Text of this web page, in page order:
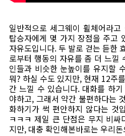
일반적으로 세그웨이 휠체어라
탑승자에게 몇 가지 장점을 주고
자유도입니다. 두 발로 걷는 듣한
로부터 행동의 자유를 좀 더 느낄
인들과 비슷한 눈높이를 유지할
뭐? 하실 수도 있지만, 현재 12주
간 느낄 수 있습니다. 대화를 하
야하고, 그래서 약간 불편하다는
화하기가 썩 편안하지 않다는 것
ㅋㅋㅋ 제일 큰 단점은 무지 비싸
지만, 대충 확인해본바로는 우리